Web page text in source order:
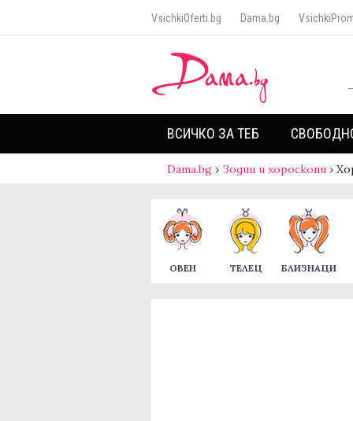
VsichkiOferti.bg Dama.bg
ВСИЧКО ЗА ТЕБ
Dama.bg › Зодии и хороскопи ›
ОВЕН ТЕЛЕЦ БЛИЗНАЦИ